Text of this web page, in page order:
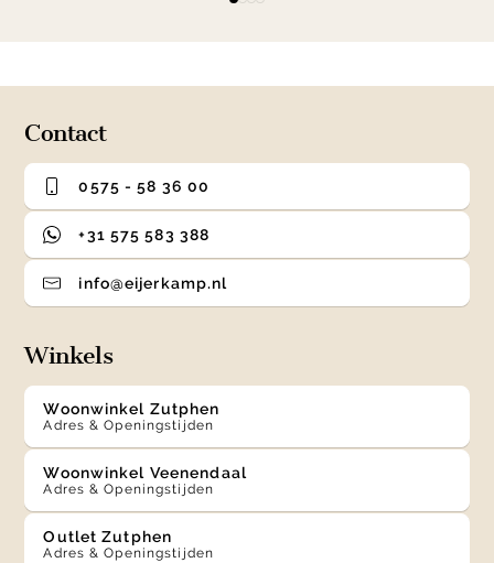
Contact
0575 - 58 36 00
+31 575 583 388
info@eijerkamp.nl
Winkels
Woonwinkel Zutphen
Adres & Openingstijden
Woonwinkel Veenendaal
Adres & Openingstijden
Outlet Zutphen
Adres & Openingstijden